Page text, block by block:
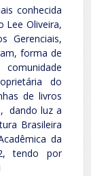
conhecida
Lee Oliveira,
Gerenciais,
forma de
do
de livros
dando luz a
Brasileira
da
tendo por